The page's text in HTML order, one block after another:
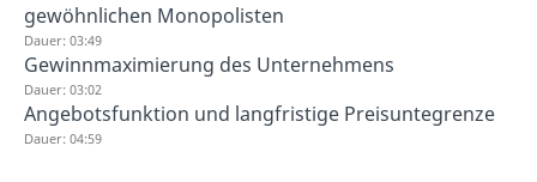
gewöhnlichen Monopolisten
Dauer: 03:49
Gewinnmaximierung des Unternehmens
Dauer: 03:02
Angebotsfunktion und langfristige Preisuntegrenze
Dauer: 04:59